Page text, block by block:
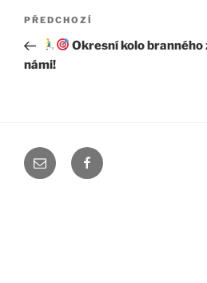
Navigace
pro
příspěvek
Předchozí
příspěvek
PŘEDCHOZÍ
Okresní kolo branného
námi!
Mail Facebook